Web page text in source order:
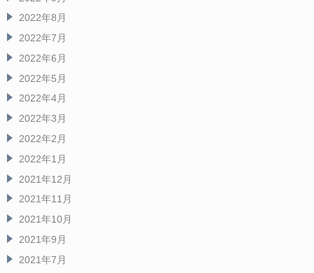
2022年8月
2022年7月
2022年6月
2022年5月
2022年4月
2022年3月
2022年2月
2022年1月
2021年12月
2021年11月
2021年10月
2021年9月
2021年7月